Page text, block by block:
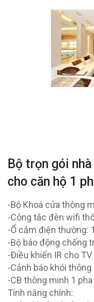
Bộ trọn gói
cho căn hộ 1
-Bộ Khoá cửa thông
-Công tắc đèn wifi
-Ổ cắm điện thường:
-Bộ báo động chống
-Điều khiển IR cho
-Cảnh báo khói thông
-CB thông minh 1 pha
Tính năng chính: